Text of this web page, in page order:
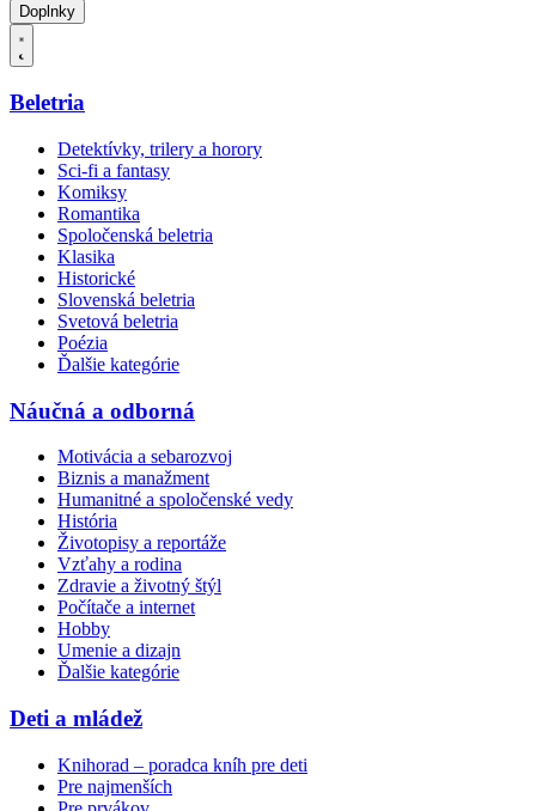
Doplnky
Beletria
Detektívky, trilery a horory
Sci-fi a fantasy
Komiksy
Romantika
Spoločenská beletria
Klasika
Historické
Slovenská beletria
Svetová beletria
Poézia
Ďalšie kategórie
Náučná a odborná
Motivácia a sebarozvoj
Biznis a manažment
Humanitné a spoločenské vedy
História
Životopisy a reportáže
Vzťahy a rodina
Zdravie a životný štýl
Počítače a internet
Hobby
Umenie a dizajn
Ďalšie kategórie
Deti a mládež
Knihorad – poradca kníh pre deti
Pre najmenších